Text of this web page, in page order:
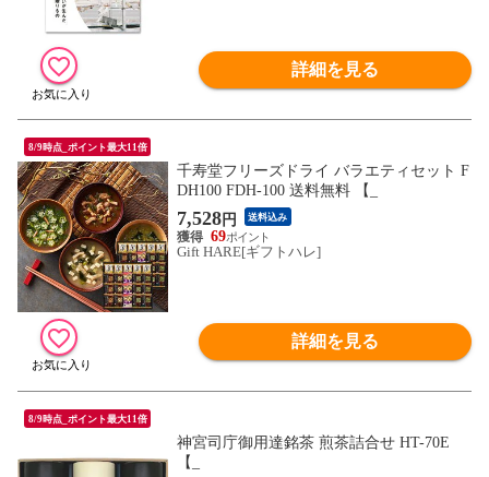
詳細を見る
8/9時点_ポイント最大11倍
千寿堂フリーズドライ バラエティセット F
DH100 FDH-100 送料無料 【_
7,528円 送料込み
69
Gift HARE[ギフトハレ]
詳細を見る
8/9時点_ポイント最大11倍
神宮司庁御用達銘茶 煎茶詰合せ HT-70E
【_